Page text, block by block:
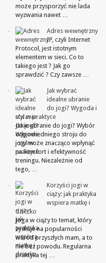
może przysporzyć nie lada
wyzwania nawet …
Adres wewnętrzny
IP, czyli Internet
Protocol, jest istotnym
elementem w sieci. Co to
takiego jest ? Jak go
sprawdzić ? Czy zawsze …
Jak wybrać
idealne ubranie
do jogi? Wygoda i
styl w praktyce
Jakie ubranie do jogi? Wybór
odpowiedniego stroju do
jogi może znacząco wpłynąć
na komfort i efektywność
treningu. Niezależnie od
tego, …
Korzyści jogi w
ciąży: jak praktyka
wspiera matkę i
dziecko
Joga w ciąży to temat, który
zyskuje na popularności
wśród przyszłych mam, a to
nie bez powodu. Regularna
praktyka tej …